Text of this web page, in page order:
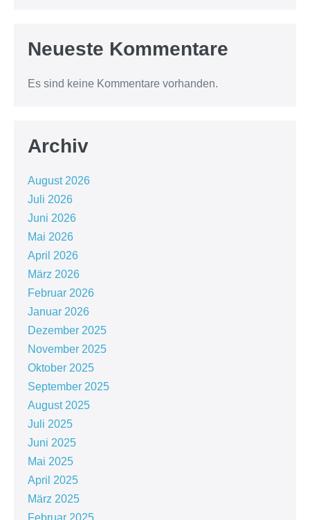
Neueste Kommentare
Es sind keine Kommentare vorhanden.
Archiv
August 2026
Juli 2026
Juni 2026
Mai 2026
April 2026
März 2026
Februar 2026
Januar 2026
Dezember 2025
November 2025
Oktober 2025
September 2025
August 2025
Juli 2025
Juni 2025
Mai 2025
April 2025
März 2025